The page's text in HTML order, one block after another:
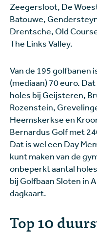
Zeegersloot, De
Batouwe,
Drentsche, Old
The Links Valley.
Van de 195 golfbanen
(mediaan) 70 euro.
holes bij Geijsteren,
Rozenstein,
Heemskerkse en
Bernardus Golf met
Dat is wel een Day
kunt maken van de
onbeperkt aantal
bij Golfbaan Sloten in
dagkaart.
Top 10